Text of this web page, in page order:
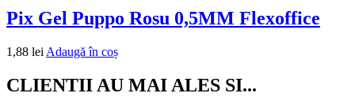
Pix Gel Puppo Rosu 0,5MM Flexoffice
1,88 lei Adaugă în coș
CLIENTII AU MAI ALES SI...